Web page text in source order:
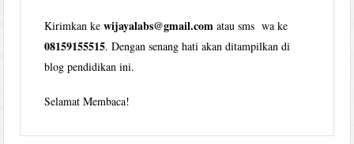
Kirimkan kewijayalabs@gmail.com atau sms wa ke
08159155515. Dengan senang hati akan ditampilkan di
blog pendidikan ini.
Selamat Membaca!